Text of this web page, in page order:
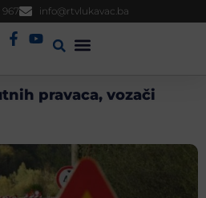
967 info@rtvlukavac.ba
pravaca, vozači